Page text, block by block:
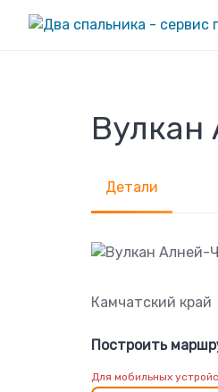
Детали
Камчатский край
Построить
Для мобильных